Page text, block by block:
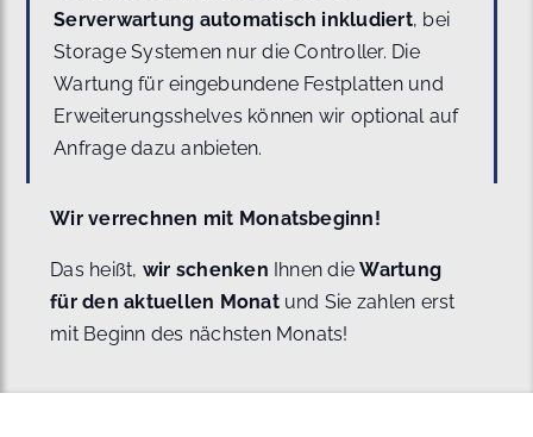
Serverwartung automatisch inkludiert, bei
Storage Systemen nur die Controller. Die
Wartung für eingebundene Festplatten und
Erweiterungsshelves können wir optional auf
Anfrage dazu anbieten.
Wir verrechnen mit Monatsbeginn!
Das heißt, wir schenken Ihnen dieWartung
für den aktuellen Monat und Sie zahlen erst
mit Beginn des nächsten Monats!